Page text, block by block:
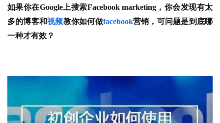
如果你在Google上搜索Facebook marketing，你会发现有太
多的博客和视频教你如何做facebook营销，可问题是到底哪
一种才有效？